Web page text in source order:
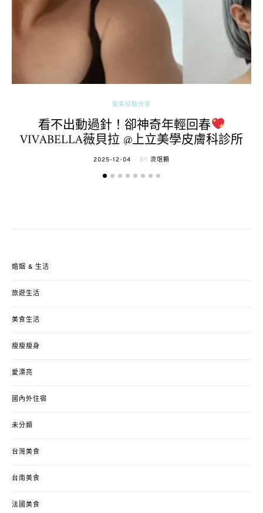
醫美經驗分享
看不出動過針！卻神奇年輕回春
VIVABELLA薇貝拉 @上立美學皮膚科診所
POSTED
2025-12-04 BY 流氓顆
婚姻 & 生活
旅遊生活
美食生活
瘦瘦瘦身
愛漂亮
國內外住宿
未分類
台灣美食
台南美食
法國美食